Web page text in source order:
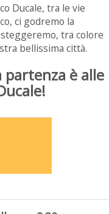
Ducale, tra le vie
ci godremo la
tra colore
bellissima città.
è alle